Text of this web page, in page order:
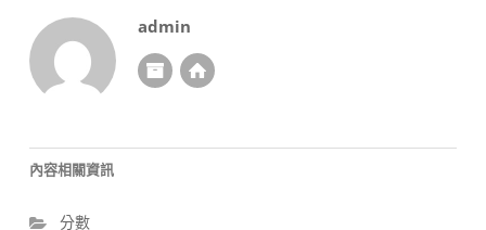
admin
內容相關資訊
分數